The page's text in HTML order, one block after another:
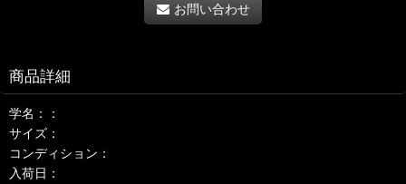
お問い合わせ
商品詳細
学名：：
サイズ：
コンディション：
入荷日：